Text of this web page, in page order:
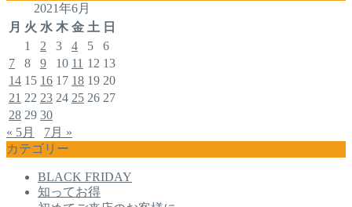
2021年6月
月 火 水 木 金 土 日
1
2 3 4 5
6
7
8 9 10 11 12 13
14 15 16 17 18 19 20
21 22 23 24 25 26 27
28 29 30
« 5月
7月 »
カテゴリー
BLACK FRIDAY
知ってお得